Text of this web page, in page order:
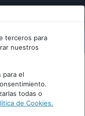
terceros para
nuestros
para el
todas o
de Cookies.